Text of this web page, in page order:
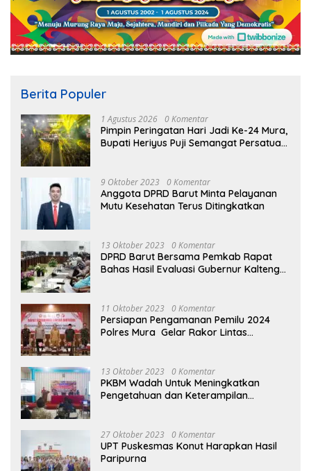
Berita Populer
1 Agustus 2026 0 Komentar
Pimpin Peringatan Hari Jadi Ke-24 Mura,
Bupati Heriyus Puji Semangat Persatuan
9 Oktober 2023 0 Komentar
Anggota DPRD Barut Minta Pelayanan
Mutu Kesehatan Terus Ditingkatkan
13 Oktober 2023 0 Komentar
DPRD Barut Bersama Pemkab Rapat
Bahas Hasil Evaluasi Gubernur Kalteng
11 Oktober 2023 0 Komentar
Persiapan Pengamanan Pemilu 2024
Polres Mura Gelar Rakor Lintas
13 Oktober 2023 0 Komentar
PKBM Wadah Untuk Meningkatkan
Pengetahuan dan Keterampilan
27 Oktober 2023 0 Komentar
UPT Puskesmas Konut Harapkan Hasil
Paripurna